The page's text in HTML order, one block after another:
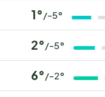
1° /-5°
2° /-5°
6° /-2°